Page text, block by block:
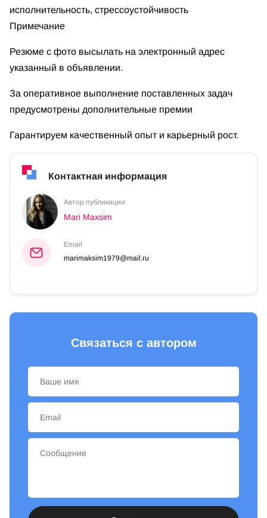
исполнительность, стрессоустойчивость
Примечание
Резюме с фото высылать на электронный адрес
указанный в объявлении.
За оперативное выполнение поставленных задач
предусмотрены дополнительные премии
Гарантируем качественный опыт и карьерный рост.
Контактная информация
Автор публикации
Mari Maxsim
Email
marimaksim1979@mail.ru
Связаться с автором